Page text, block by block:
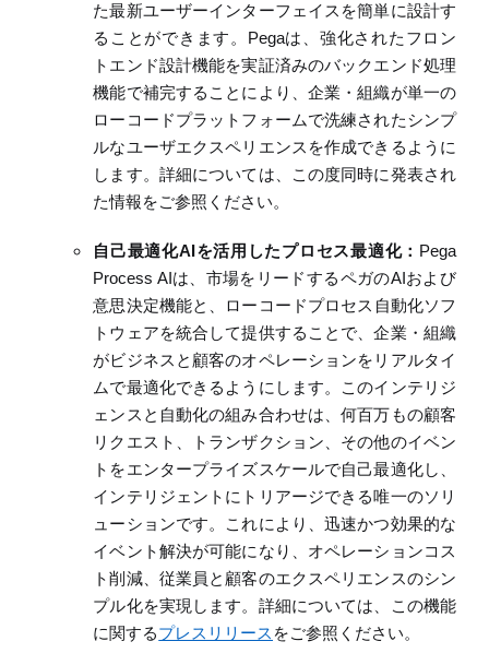
た最新ユーザーインターフェイスを簡単に設計す
ることができます。
Pegaは、強化されたフロン
トエンド設計機能を実証済みのバックエンド処理
機能で補完することにより、企業・組織が単一の
ローコードプラットフォームで洗練されたシンプ
ルなユーザエクスペリエンスを作成できるように
します。 詳細については、この度同時に発表され
た情報をご参照ください。
自己最適化AI を活用したプロセス最適化： Pega
Process AI は、市場をリードするペガのAI および
意思決定機能と、ローコードプロセス 自動化ソフ
トウェアを統合して提供することで、企業・ 組織
がビジネスと顧客のオペレーションをリアルタイ
ムで最適化できるようにします。
このインテリジ
ェンスと自動化の組み合わせは 、何百万もの顧客
リクエスト、トランザクション、その他のイベン
トをエンタープライズスケールで自己最適化し、
インテリジェントにトリアージできる唯一のソリ
ューションです。これにより、迅速かつ効果的な
イベント解決が可能になり、オペレーションコス
ト削減、従業員と顧客のエクスペリエンスのシン
プル化を実現します。詳細については、この機能
に関するプレスリリース をご参照ください。